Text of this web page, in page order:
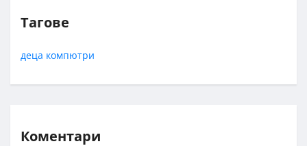
Тагове
деца компютри
Коментари